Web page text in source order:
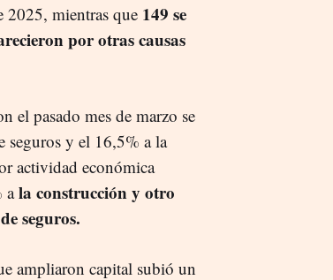
2025, mientras que 149 se
por otras causas
el pasado mes de marzo se
seguros y el 16,5% a la
actividad económica
ala construcción y otro
seguros.
ampliaron capital subió un